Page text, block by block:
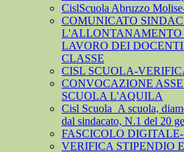
CislScuola Abruzzo
COMUNICATO
L'ALLONTANAMENTO
LAVORO DEI
CLASSE
CISL SCUOLA-
CONVOCAZIONE
SCUOLA L'AQUILA
Cisl Scuola_A scuola,
dal sindacato, N.1 del 20
FASCICOLO DIGITALE-
VERIFICA STIPENDIO